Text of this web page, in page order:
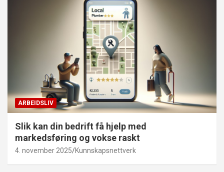
ARBEIDSLIV
Slik kan din bedrift få hjelp med
markedsføring og vokse raskt
4. november 2025 Kunnskapsnettverk